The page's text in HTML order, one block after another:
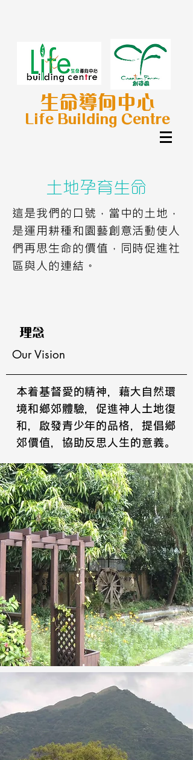
生命導向中心
Life Building Centre
土地孕育生命
這是我們的口號，當中的土地，
是運用耕種和園藝創意活動使人
們再思生命的價值，同時促進社
區與人的連結。
理念
Our Vision
本着基督愛的精神，藉大自然環
境和鄉郊體驗，促進神人土地復
和，啟發青少年的品格，提倡鄉
郊價值，協助反思人生的意義。